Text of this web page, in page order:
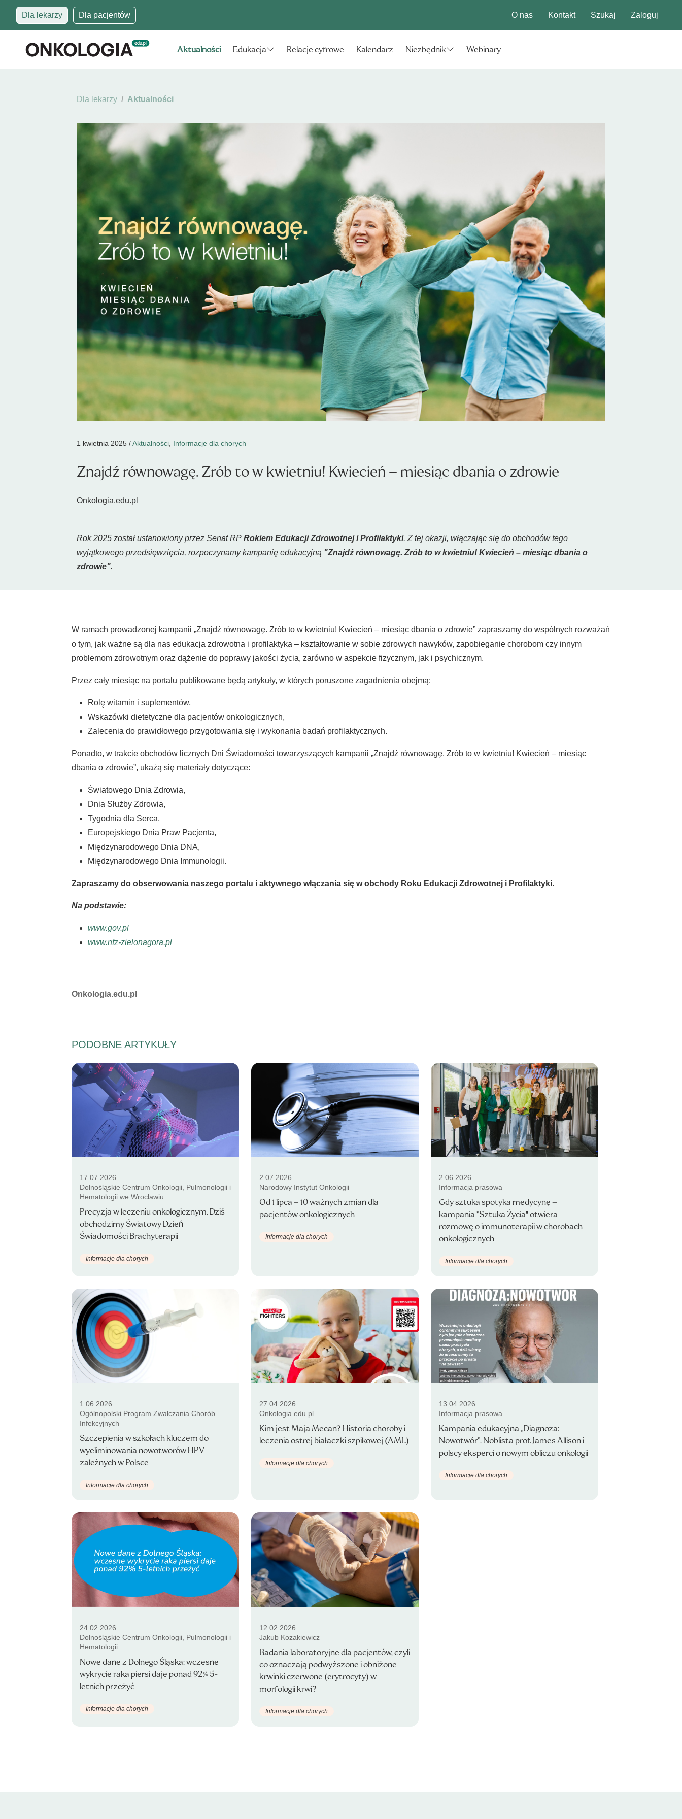
Dla lekarzy Dla pacjentów O nas Kontakt Szukaj Zaloguj
Aktualności Edukacja Relacje cyfrowe Kalendarz Niezbędnik Webinary
Dla lekarzy Aktualności
1 kwietnia 2025 /Aktualności, Informacje dla chorych
Znajdź równowagę. Zrób to w kwietniu! Kwiecień – miesiąc dbania o zdrowie
Onkologia.edu.pl
Rok 2025 został ustanowiony przez Senat RP Rokiem Edukacji Zdrowotnej i Profilaktyki. Z tej okazji, włączając się do obchodów tego
wyjątkowego przedsięwzięcia, rozpoczynamy kampanię edukacyjną "Znajdź równowagę. Zrób to w kwietniu! Kwiecień – miesiąc dbania o
zdrowie".
W ramach prowadzonej kampanii „Znajdź równowagę. Zrób to w kwietniu! Kwiecień – miesiąc dbania o zdrowie” zapraszamy do wspólnych rozważań
o tym, jak ważne są dla nas edukacja zdrowotna i profilaktyka – kształtowanie w sobie zdrowych nawyków, zapobieganie chorobom czy innym
problemom zdrowotnym oraz dążenie do poprawy jakości życia, zarówno w aspekcie fizycznym, jak i psychicznym.
Przez cały miesiąc na portalu publikowane będą artykuły, w których poruszone zagadnienia obejmą:
Rolę witamin i suplementów,
Wskazówki dietetyczne dla pacjentów onkologicznych,
Zalecenia do prawidłowego przygotowania się i wykonania badań profilaktycznych.
Ponadto, w trakcie obchodów licznych Dni Świadomości towarzyszących kampanii „Znajdź równowagę. Zrób to w kwietniu! Kwiecień – miesiąc
dbania o zdrowie”, ukażą się materiały dotyczące:
Światowego Dnia Zdrowia,
Dnia Służby Zdrowia,
Tygodnia dla Serca,
Europejskiego Dnia Praw Pacjenta,
Międzynarodowego Dnia DNA,
Międzynarodowego Dnia Immunologii.
Zapraszamy do obserwowania naszego portalu i aktywnego włączania się w obchody Roku Edukacji Zdrowotnej i Profilaktyki.
Na podstawie:
www.gov.pl
www.nfz-zielonagora.pl
Autorzy:
Onkologia.edu.pl
PODOBNE ARTYKUŁY
17.07.2026
Dolnośląskie Centrum Onkologii, Pulmonologii i
Hematologii we Wrocławiu
Precyzja w leczeniu onkologicznym. Dziś
obchodzimy Światowy Dzień
Świadomości Brachyterapii
Informacje dla chorych
2.07.2026
Narodowy Instytut Onkologii
Od 1 lipca – 10 ważnych zmian dla
pacjentów onkologicznych
Informacje dla chorych
2.06.2026
Informacja prasowa
Gdy sztuka spotyka medycynę –
kampania “Sztuka Życia" otwiera
rozmowę o immunoterapii w chorobach
onkologicznych
Informacje dla chorych
1.06.2026
Ogólnopolski Program Zwalczania Chorób
Infekcyjnych
Szczepienia w szkołach kluczem do
wyeliminowania nowotworów HPV-
zależnych w Polsce
Informacje dla chorych
27.04.2026
Onkologia.edu.pl
Kim jest Maja Mecan? Historia choroby i
leczenia ostrej białaczki szpikowej (AML)
Informacje dla chorych
13.04.2026
Informacja prasowa
Kampania edukacyjna „Diagnoza:
Nowotwór”. Noblista prof. James Allison i
polscy eksperci o nowym obliczu onkologii
Informacje dla chorych
24.02.2026
Dolnośląskie Centrum Onkologii, Pulmonologii i
Hematologii
Nowe dane z Dolnego Śląska: wczesne
wykrycie raka piersi daje ponad 92% 5-
letnich przeżyć
Informacje dla chorych
12.02.2026
Jakub Kozakiewicz
Badania laboratoryjne dla pacjentów, czyli
co oznaczają podwyższone i obniżone
krwinki czerwone (erytrocyty) w
morfologii krwi?
Informacje dla chorych